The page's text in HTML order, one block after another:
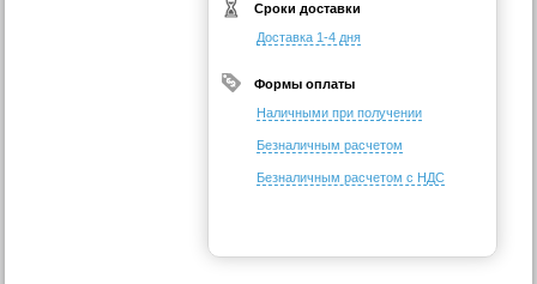
Сроки доставки
Доставка 1-4 дня
Формы оплаты
Наличными при получении
Безналичным расчетом
Безналичным расчетом с НДС